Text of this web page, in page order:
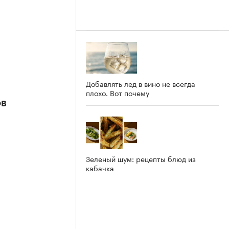
Добавлять лед в вино не всегда
плохо. Вот почему
Зеленый шум: рецепты блюд из
кабачка